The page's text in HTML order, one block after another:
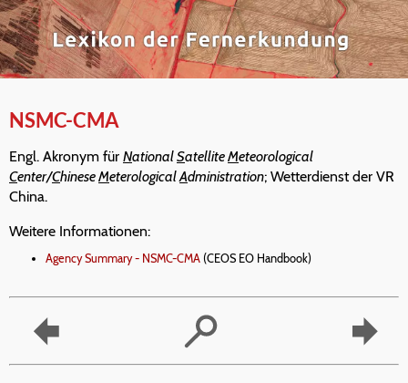
NSMC-CMA
Engl. Akronym für NationalSatelliteMeteorological
Center/ChineseMeterologicalAdministration; Wetterdienst der VR
China.
Weitere Informationen:
Agency Summary - NSMC-CMA (CEOS EO Handbook)